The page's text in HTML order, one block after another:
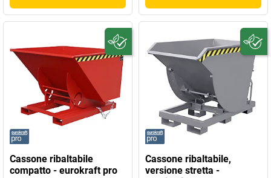
Cassone ribaltabile
compatto - eurokraft pro
Cassone ribaltabile,
versione stretta -